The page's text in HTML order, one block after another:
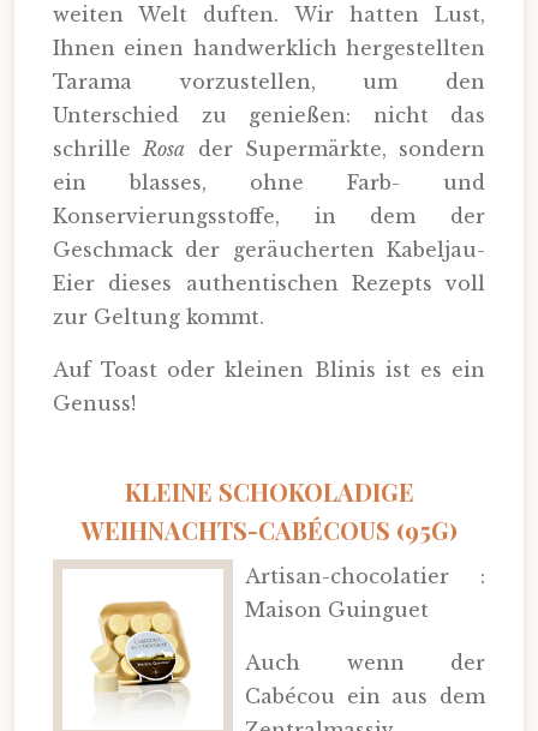
weiten Welt duften. Wir hatten Lust,
Ihnen einen handwerklich hergestellten
Tarama vorzustellen, um den
Unterschied zu genießen: nicht das
schrille Rosa der Supermärkte, sondern
ein blasses, ohne Farb- und
Konservierungsstoffe, in dem der
Geschmack der geräucherten Kabeljau-
Eier dieses authentischen Rezepts voll
zur Geltung kommt.
Auf Toast oder kleinen Blinis ist es ein
Genuss!
KLEINE SCHOKOLADIGE
WEIHNACHTS-CABÉCOUS (95G)
Artisan-chocolatier :
Maison Guinguet
Auch wenn der
Cabécou ein aus dem